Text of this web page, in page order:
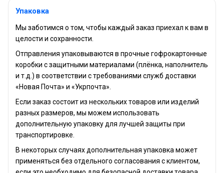
Упаковка
Мы заботимся о том, чтобы каждый заказ приехал к вам в
целости и сохранности.
Отправления упаковываются в прочные гофрокартонные
коробки с защитными материалами (плёнка, наполнитель
и т.д.) в соответствии с требованиями служб доставки
«Новая Почта» и «Укрпочта».
Если заказ состоит из нескольких товаров или изделий
разных размеров, мы можем использовать
дополнительную упаковку для лучшей защиты при
транспортировке.
В некоторых случаях дополнительная упаковка может
применяться без отдельного согласования с клиентом,